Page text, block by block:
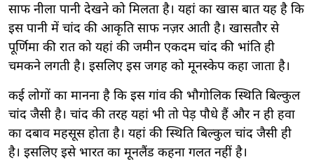
साफ नीला पानी देखने को मिलता है। यहां का खास बात यह है कि
इस पानी में चांद की आकृति साफ नज़र आती है। खासतौर से
पूर्णिमा की रात को यहां की जमीन एकदम चांद की भांति ही
चमकने लगती है। इसलिए इस जगह को मूनस्केप कहा जाता है।
कई लोगों का मानना है कि इस गांव की भौगोलिक स्थिति बिल्कुल
चांद जैसी है। चांद की तरह यहां भी तो पेड़ पौधे हैं और न ही हवा
का दबाव महसूस होता है। यहां की स्थिति बिल्कुल चांद जैसी ही
है। इसलिए इसे भारत का मूनलैंड कहना गलत नहीं है।